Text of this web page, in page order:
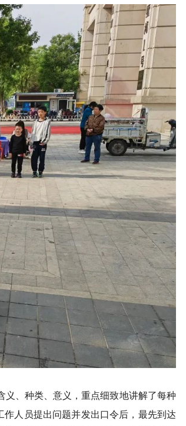
、种类、意义，重点细致地讲解了每种
人员提出问题并发出口令后，最先到达